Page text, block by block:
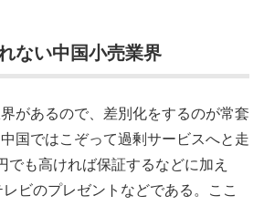
ない中国小売業界
があるので、差別化をするのが常套
国ではこぞって過剰サービスへと走
でも高ければ保証するなどに加え
ビのプレゼントなどである。ここ